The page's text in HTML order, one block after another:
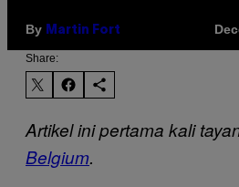
By Martin Fort
Share:
Artikel ini pertama kali
Belgium.